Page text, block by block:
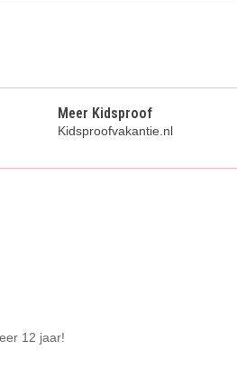
Meer Kidsproof
Kidsproofvakantie.nl
12 jaar!